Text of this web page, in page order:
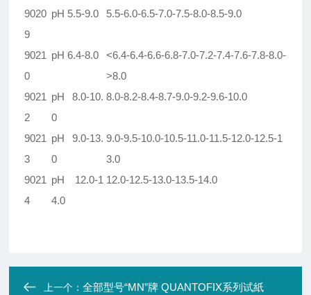
9020
9
pH 5.5-9.0 5.5-6.0-6.5-7.0-7.5-8.0-8.5-9.0
9021
0
pH 6.4-8.0
<6.4-6.4-6.6-6.8-7.0-7.2-7.4-7.6-7.8-8.0-
>8.0
9021
2
pH 8.0-10.
0
8.0-8.2-8.4-8.7-9.0-9.2-9.6-10.0
9021
3
pH 9.0-13.
0
9.0-9.5-10.0-10.5-11.0-11.5-12.0-12.5-1
3.0
9021
4
pH 12.0-1
4.0
12.0-12.5-13.0-13.5-14.0
上一个：全部型号“MN”牌 QUANTOFIX系列试紙